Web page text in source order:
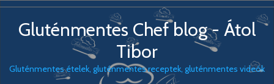
Gluténmentes Chef blog - Átol
Tibor
Gluténmentes ételek, gluténmentes receptek, gluténmentes videók